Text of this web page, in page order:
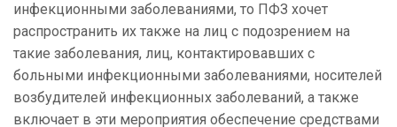
инфекционными заболеваниями, то ПФЗ хочет
распространить их также на лиц с подозрением на
такие заболевания, лиц, контактировавших с
больными инфекционными заболеваниями, носителей
возбудителей инфекционных заболеваний, а также
включает в эти мероприятия обеспечение средствами